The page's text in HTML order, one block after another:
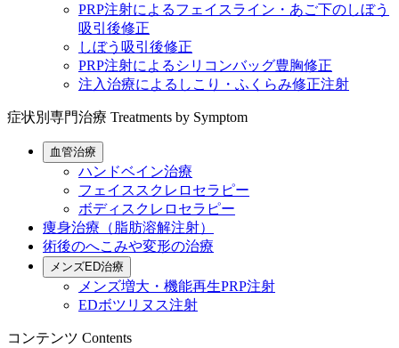
PRP注射によるフェイスライン・あご下のしぼう
吸引後修正
しぼう吸引後修正
PRP注射によるシリコンバッグ豊胸修正
注入治療によるしこり・ふくらみ修正注射
症状別専門治療 Treatments by Symptom
血管治療
ハンドベイン治療
フェイススクレロセラピー
ボディスクレロセラピー
痩身治療（脂肪溶解注射）
術後のへこみや変形の治療
メンズED治療
メンズ増大・機能再生PRP注射
EDボツリヌス注射
コンテンツ Contents